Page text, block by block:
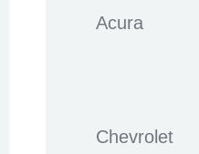
Acura
Chevrolet